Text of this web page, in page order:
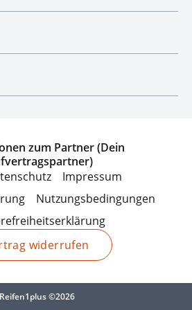
zum Partner (Dein
Impressum
Nutzungsbedingungen
widerrufen
Reifen1plus ©2026